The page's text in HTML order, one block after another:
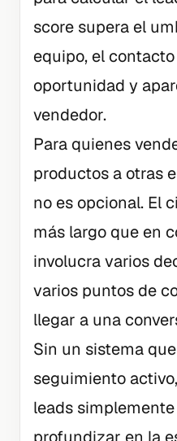
score supera el
equipo, el
oportunidad y
vendedor.
Para quienes
productos a otras
no es opcional. El
más largo que en
involucra varios
varios puntos de
llegar a una
Sin un sistema
seguimiento
leads